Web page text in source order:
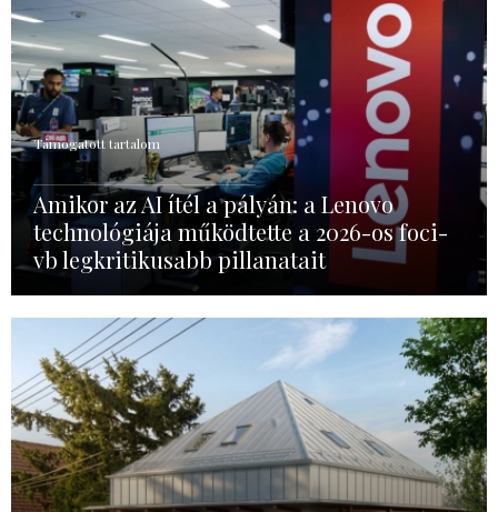
Támogatott tartalom
Amikor az AI ítél a pályán: a Lenovo
technológiája működtette a 2026-os foci-
vb legkritikusabb pillanatait